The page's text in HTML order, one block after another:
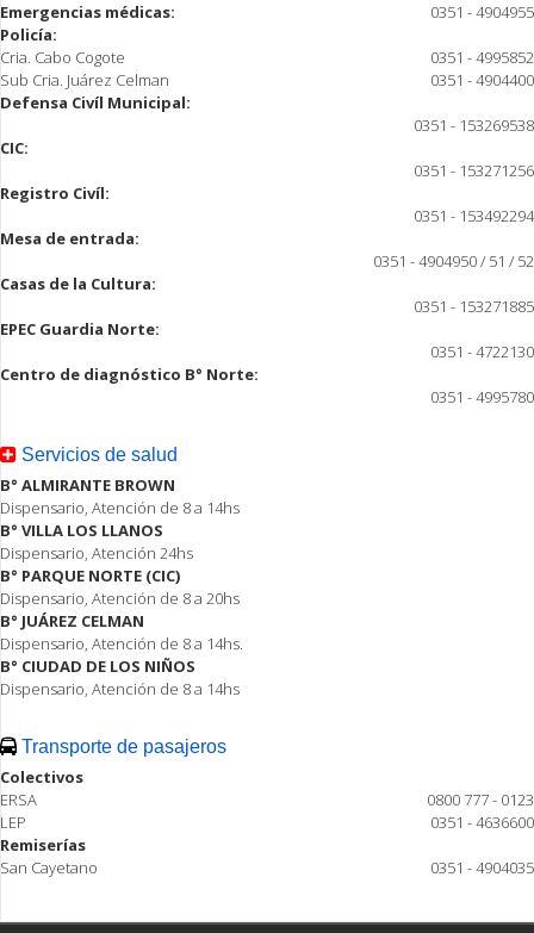
Emergencias médicas:
0351 - 4904955
Policía:
Cria. Cabo Cogote
0351 - 4995852
Sub Cria. Juárez Celman
0351 - 4904400
Defensa Civíl Municipal:
0351 - 153269538
CIC:
0351 - 153271256
Registro Civíl:
0351 - 153492294
Mesa de entrada:
0351 - 4904950 / 51 / 52
Casas de la Cultura:
0351 - 153271885
EPEC Guardia Norte:
0351 - 4722130
Centro de diagnóstico B° Norte:
0351 - 4995780
Servicios de salud
B° ALMIRANTE BROWN
Dispensario, Atención de 8 a 14hs
B° VILLA LOS LLANOS
Dispensario, Atención 24hs
B° PARQUE NORTE (CIC)
Dispensario, Atención de 8 a 20hs
B° JUÁREZ CELMAN
Dispensario, Atención de 8 a 14hs.
B° CIUDAD DE LOS NIÑOS
Dispensario, Atención de 8 a 14hs
Transporte de pasajeros
Colectivos
ERSA
0800 777 - 0123
LEP
0351 - 4636600
Remiserías
San Cayetano
0351 - 4904035